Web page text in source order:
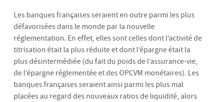
Les banques françaises seraient en outre parmi les plus
défavorisées dans le monde par la nouvelle
réglementation. En effet, elles sont celles dont l’activité de
titrisation était la plus réduite et dont l’épargne était la
plus désintermédiée (du fait du poids de l’assurance-vie,
de l’épargne réglementée et des OPCVM monétaires). Les
banques françaises seraient ainsi parmi les plus mal
placées au regard des nouveaux ratios de liquidité, alors